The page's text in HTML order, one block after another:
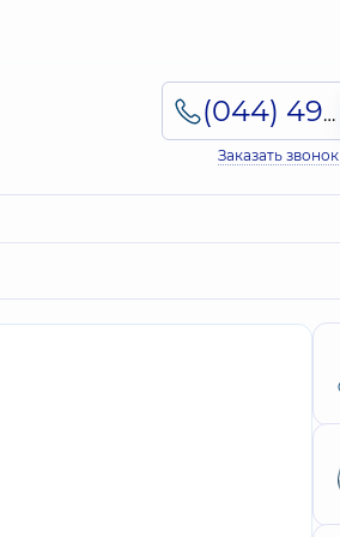
(044) 495-2-888
Заказать звонок